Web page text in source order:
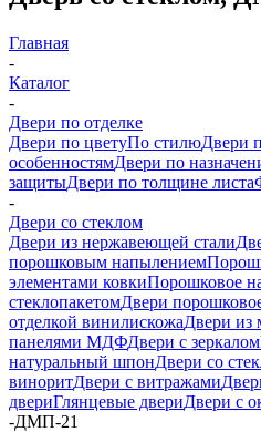
Главная
-
Каталог
-
Двери по отделке
Двери по цветуПо стилюДвери
особенностямДвери по
защитыДвери по толщине листа
-
Двери со стеклом
Двери из нержавеющей стали
порошковым напылением
элементами ковкиПорошковое
стеклопакетомДвери
отделкой винилискожаДвери из
панелями МДФДвери с зеркалом
натуральный шпонДвери со
виноритДвери с витражами
двериГлянцевые двериДвери с
-ДМП-21